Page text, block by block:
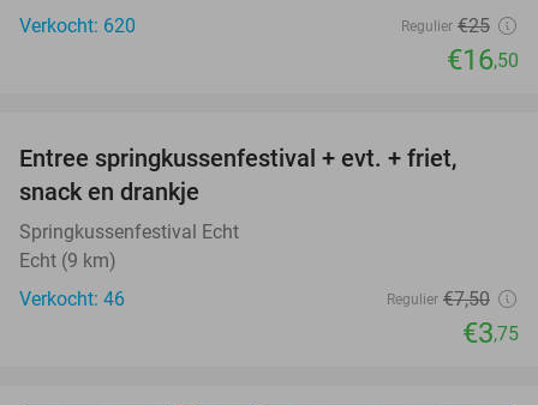
Verkocht: 620
Regulier €25
€16,50
TODAY
Entree springkussenfestival + evt. + friet,
snack en drankje
Springkussenfestival Echt
Echt (9 km)
Verkocht: 46
Regulier €7,50
€3,75